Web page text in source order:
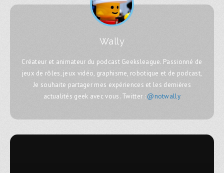
Wally
Créateur et animateur du podcast Geeksleague. Passionné de
jeux de rôles, jeux vidéo, graphisme, robotique et de podcast,
Je souhaite partager mes expériences et les dernières
actualités geek avec vous. Twitter : @notwally